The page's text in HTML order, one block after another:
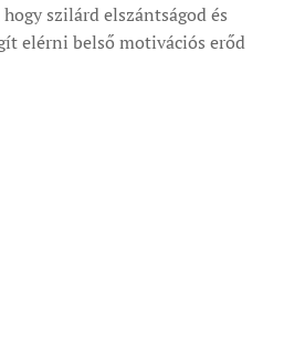
szilárd elszántságod és
elérni belső motivációs erőd